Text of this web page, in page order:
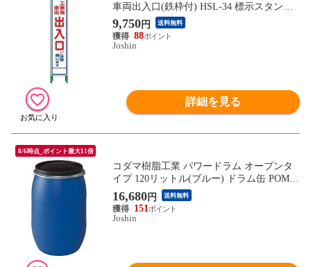
車両出入口(鉄枠付) HSL-34 標示スタンド
1102-3053-02 【返品種別B】
9,750円 送料無料
88
Joshin
詳細を見る
8/6時点_ポイント最大11倍
コダマ樹脂工業 パワードラム オープンタ
イプ 120リットル(ブルー) ドラム缶 POM-1
20 【返品種別B】
16,680円 送料無料
151
Joshin